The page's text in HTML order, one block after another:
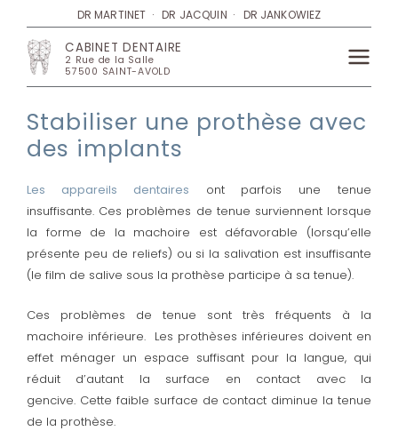
contenu
DR MARTINET · DR JACQUIN · DR JANKOWIEZ
CABINET DENTAIRE
2 Rue de la Salle
57500 SAINT-AVOLD
Main
Stabiliser une prothèse avec
des implants
Les appareils dentaires ont parfois une tenue
insuffisante. Ces problèmes de tenue surviennent lorsque
la forme de la machoire est défavorable (lorsqu’elle
présente peu de reliefs) ou si la salivation est insuffisante
(le film de salive sous la prothèse participe à sa tenue).
Ces problèmes de tenue sont très fréquents à la
machoire inférieure. Les prothèses inférieures doivent en
effet ménager un espace suffisant pour la langue, qui
réduit d’autant la surface en contact avec la
gencive. Cette faible surface de contact diminue la tenue
de la prothèse.